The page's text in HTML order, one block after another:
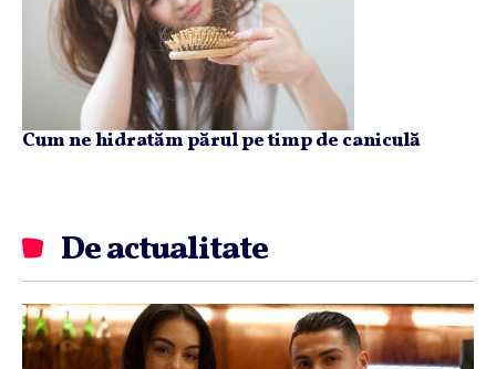
Cum ne hidratăm părul pe timp de caniculă
De actualitate